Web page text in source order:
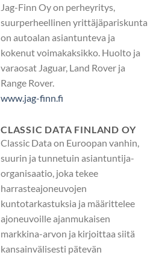
Jag-Finn Oy on perheyritys,
suurperheellinen yrittäjäpariskunta
on autoalan asiantunteva ja
kokenut voimakaksikko. Huolto ja
varaosat Jaguar, Land Rover ja
Range Rover.
www.jag-finn.fi
CLASSIC DATA FINLAND OY
Classic Data on Euroopan vanhin,
suurin ja tunnetuin asiantuntija-
organisaatio, joka tekee
harrasteajoneuvojen
kuntotarkastuksia ja määrittelee
ajoneuvoille ajanmukaisen
markkina-arvon ja kirjoittaa siitä
kansainvälisesti pätevän